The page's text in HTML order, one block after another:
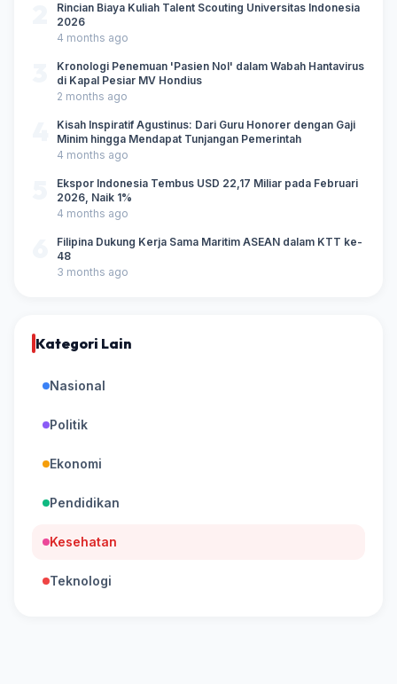
Rincian Biaya Kuliah Talent Scouting Universitas Indonesia
2026
4 months ago
Kronologi Penemuan 'Pasien Nol' dalam Wabah Hantavirus
di Kapal Pesiar MV Hondius
2 months ago
Kisah Inspiratif Agustinus: Dari Guru Honorer dengan Gaji
Minim hingga Mendapat Tunjangan Pemerintah
4 months ago
Ekspor Indonesia Tembus USD 22,17 Miliar pada Februari
2026, Naik 1%
4 months ago
Filipina Dukung Kerja Sama Maritim ASEAN dalam KTT ke-
48
3 months ago
Kategori Lain
Nasional
Politik
Ekonomi
Pendidikan
Kesehatan
Teknologi